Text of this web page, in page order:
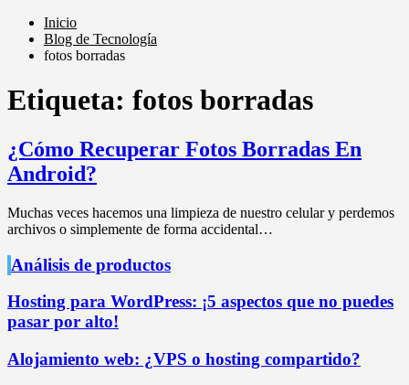
Inicio
Blog de Tecnología
fotos borradas
Etiqueta: fotos borradas
¿Cómo Recuperar Fotos Borradas En
Android?
Muchas veces hacemos una limpieza de nuestro celular y perdemos
archivos o simplemente de forma accidental…
Análisis de productos
Hosting para WordPress: ¡5 aspectos que no puedes
pasar por alto!
Alojamiento web: ¿VPS o hosting compartido?